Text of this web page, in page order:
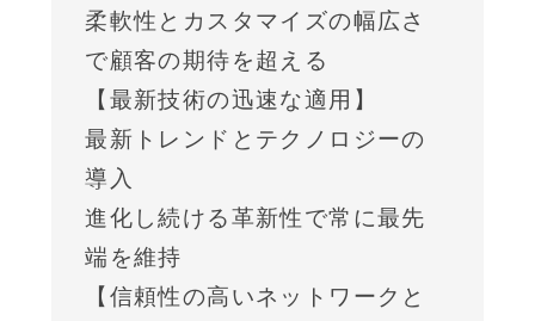
柔軟性とカスタマイズの幅広さ
で顧客の期待を超える
【最新技術の迅速な適用】
最新トレンドとテクノロジーの
導入
進化し続ける革新性で常に最先
端を維持
【信頼性の高いネットワークと